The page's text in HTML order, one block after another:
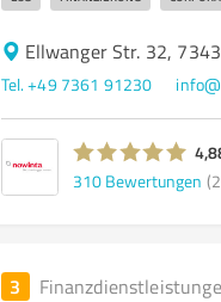
Ellwanger Str. 32,
Tel. +49 7361 91230
310 Bewertungen
3